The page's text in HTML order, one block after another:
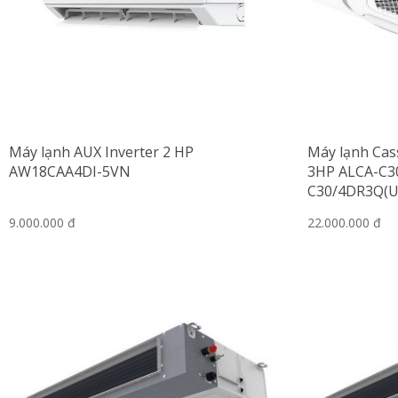
Máy lạnh AUX Inverter 2 HP
AW18CAA4DI-5VN
9.000.000 đ
Máy lạnh
3HP ALCA-
C30/
22.000.000 đ